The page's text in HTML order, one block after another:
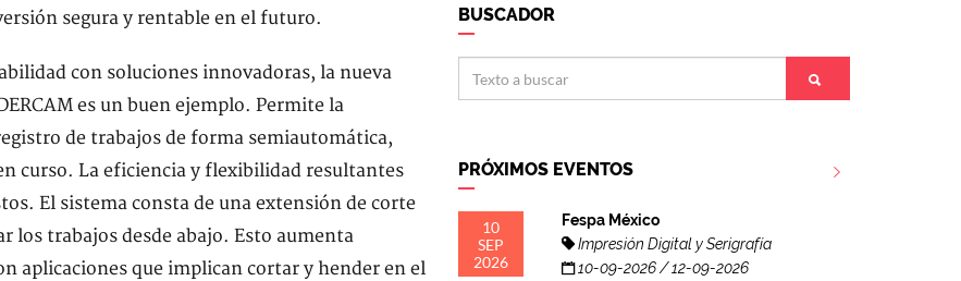
segura y rentable en el futuro.
con soluciones innovadoras, la nueva
es un buen ejemplo. Permite la
de trabajos de forma semiautomática,
curso. La eficiencia y flexibilidad resultantes
El sistema consta de una extensión de corte
los trabajos desde abajo. Esto aumenta
aplicaciones que implican cortar y hender en el
BUSCADOR
PRÓXIMOS EVENTOS
10
SEP
2026
Fespa México
Impresión Digital y Serigrafía
10-09-2026 / 12-09-2026